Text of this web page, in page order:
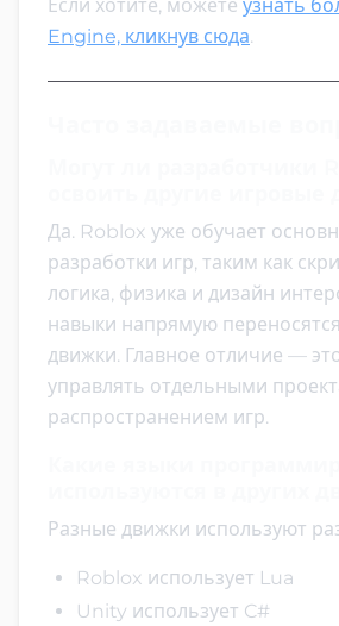
Если хотите, можете узнать
Engine, кликнув сюда.
Да. Roblox уже обучает
разработки игр, таким как
логика, физика и дизайн
навыки напрямую
движки. Главное отличие —
управлять отдельными
распространением игр.
Разные движки используют
Roblox использует Lua
Unity использует C#